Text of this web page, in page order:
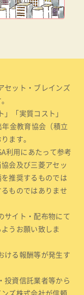
セット・ブレインズ
」「実質コスト」
年金教育協会（積立
ます。
利用にあたって参考
会及び三菱アセッ
推奨するものでは
ものではありませ
サイト・配布物にて
うお願い致しま
ける報酬等が発生す
投資信託業者等から
ズ株式会社が信頼